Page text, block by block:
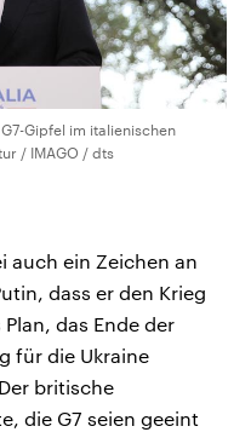
Gipfel im italienischen
/ IMAGO / dts
auch ein Zeichen an
dass er den Krieg
das Ende der
für die Ukraine
britische
die G7 seien geeint